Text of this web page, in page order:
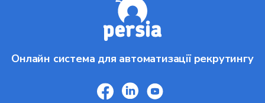
Онлайн система для автоматизації рекрутингу